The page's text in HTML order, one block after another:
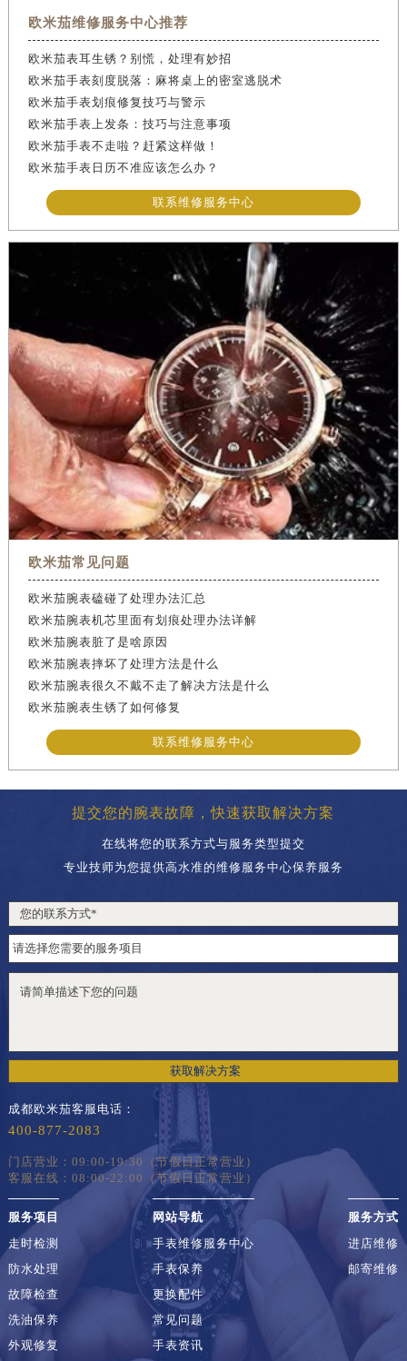
欧米茄维修服务中心推荐
欧米茄表耳生锈？别慌，处理有妙招
欧米茄手表刻度脱落：麻将桌上的密室逃脱术
欧米茄手表划痕修复技巧与警示
欧米茄手表上发条：技巧与注意事项
欧米茄手表不走啦？赶紧这样做！
欧米茄手表日历不准应该怎么办？
联系维修服务中心
欧米茄常见问题
欧米茄腕表磕碰了处理办法汇总
欧米茄腕表机芯里面有划痕处理办法详解
欧米茄腕表脏了是啥原因
欧米茄腕表摔坏了处理方法是什么
欧米茄腕表很久不戴不走了解决方法是什么
欧米茄腕表生锈了如何修复
联系维修服务中心
提交您的腕表故障，快速获取解决方案
在线将您的联系方式与服务类型提交
专业技师为您提供高水准的维修服务中心保养服务
获取解决方案
成都欧米茄客服电话：
400-877-2083
门店营业：09:00-19:30（节假日正常营业）
客服在线：08:00-22:00（节假日正常营业）
服务项目
走时检测
防水处理
故障检查
洗油保养
外观修复
网站导航
手表维修服务中心
手表保养
更换配件
常见问题
手表资讯
服务方式
进店维修
邮寄维修